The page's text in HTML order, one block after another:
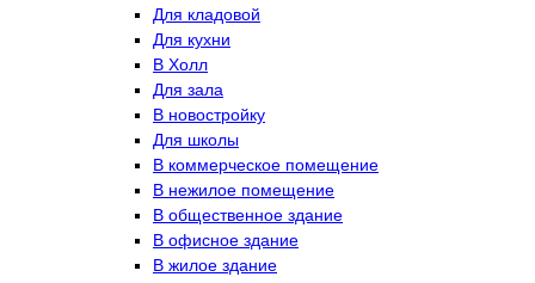
Для кладовой
Для кухни
В Холл
Для зала
В новостройку
Для школы
В коммерческое помещение
В нежилое помещение
В общественное здание
В офисное здание
В жилое здание